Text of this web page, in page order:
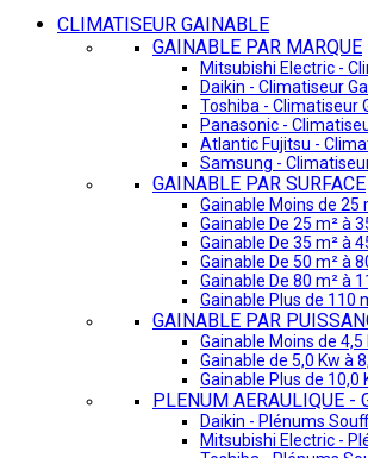
CLIMATISEUR GAINABLE
GAINABLE PAR MARQUE
Mitsubishi Electric -
Daikin - Climatiseur
Toshiba - Climatiseur
Panasonic -
Atlantic Fujitsu -
Samsung -
GAINABLE PAR SURFACE
Gainable Moins de 25
Gainable De 25 m² à
Gainable De 35 m² à
Gainable De 50 m² à
Gainable De 80 m² à
Gainable Plus de 110
GAINABLE PAR
Gainable Moins de 4,5
Gainable de 5,0 Kw à
Gainable Plus de 10,0
PLENUM AERAULIQUE -
Daikin - Plénums
Mitsubishi Electric -